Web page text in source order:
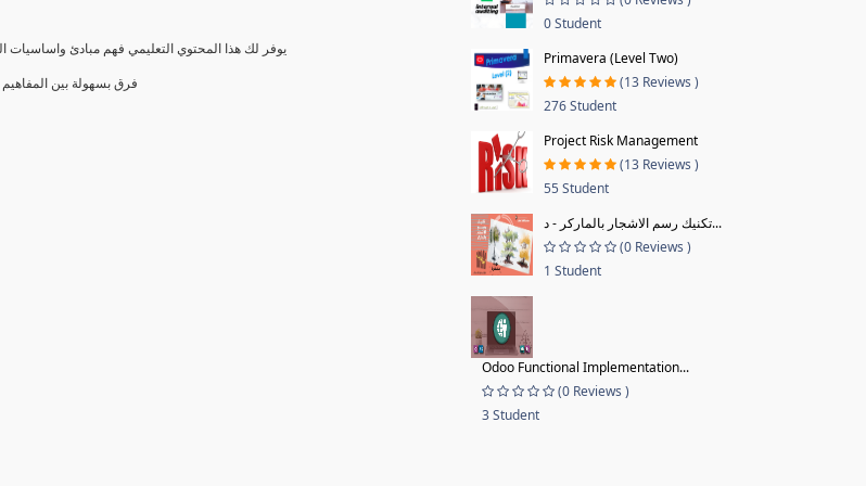
يوفر لك هذا المحتوي التعليمي فهم مبادئ واساسيات
فرق بسهولة بين المفاهيم
0 Student
Primavera (Level Two)
(13 Reviews )
276 Student
Project Risk Management
(13 Reviews )
55 Student
تكنيك رسم الاشجار بالماركر - د...
(0 Reviews )
1 Student
Odoo Functional Implementation...
(0 Reviews )
3 Student